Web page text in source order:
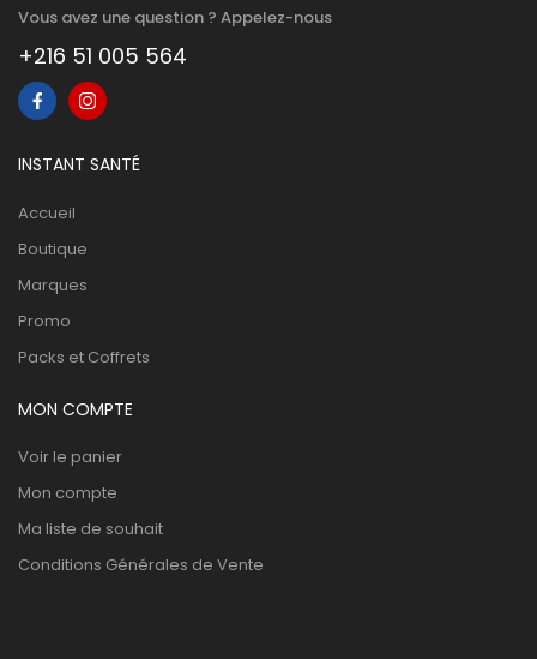
Vous avez une question ? Appelez-nous
+216 51 005 564
INSTANT SANTÉ
Accueil
Boutique
Marques
Promo
Packs et Coffrets
MON COMPTE
Voir le panier
Mon compte
Ma liste de souhait
Conditions Générales de Vente